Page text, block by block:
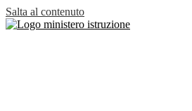
Salta al contenuto